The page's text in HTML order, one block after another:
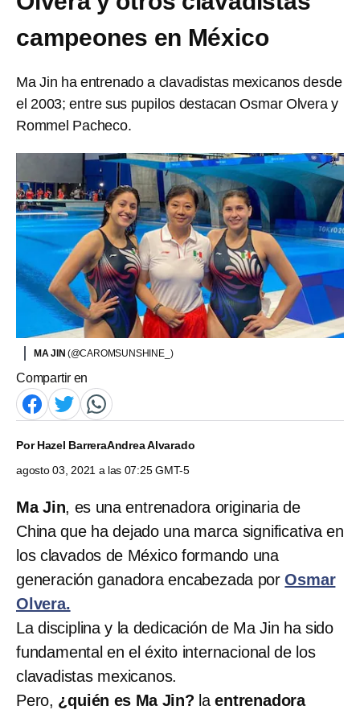
campeones en México
Ma Jin ha entrenado a clavadistas mexicanos desde
el 2003; entre sus pupilos destacan Osmar Olvera y
Rommel Pacheco.
MA JIN (@CAROMSUNSHINE_)
Compartir en
PorHazel BarreraAndrea Alvarado
agosto 03, 2021 a las 07:25 GMT-5
Ma Jin, es una entrenadora originaria de
China que ha dejado una marca significativa en
los clavados de México formando una
generación ganadora encabezada porOsmar
Olvera.
La disciplina y la dedicación de Ma Jin ha sido
fundamental en el éxito internacional de los
clavadistas mexicanos.
Pero, ¿quién es Ma Jin? laentrenadora